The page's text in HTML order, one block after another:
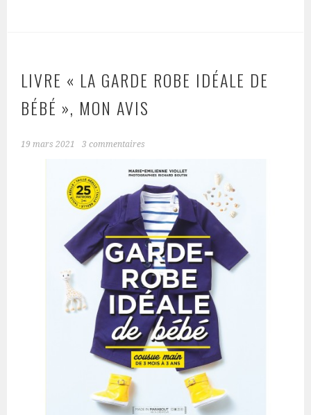
LIVRE « LA GARDE ROBE IDÉALE DE
BÉBÉ », MON AVIS
19 mars 2021 3 commentaires